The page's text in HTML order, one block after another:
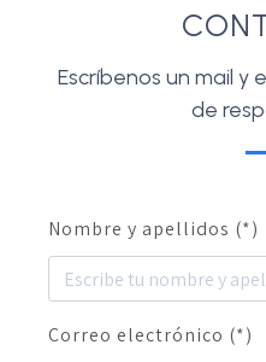
Escríbenos un mail
de
Nombre y apellidos (*)
Correo electrónico (*)